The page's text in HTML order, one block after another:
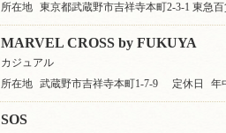
所在地
東京都武蔵野市吉祥寺本町2-3-1 東急
MARVEL CROSS by FUKUYA
カジュアル
所在地
武蔵野市吉祥寺本町1-7-9 定休日 年
SOS